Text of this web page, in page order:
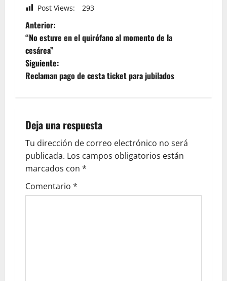
Post Views: 293
Anterior:
“No estuve en el quirófano al momento de la
cesárea”
Siguiente:
Reclaman pago de cesta ticket para jubilados
Deja una respuesta
Tu dirección de correo electrónico no será
publicada. Los campos obligatorios están
marcados con *
Comentario *